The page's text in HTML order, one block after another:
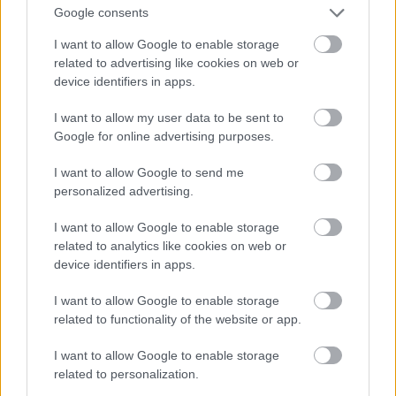
Google consents
I want to allow Google to enable storage
related to advertising like cookies on web or
device identifiers in apps.
I want to allow my user data to be sent to
Google for online advertising purposes.
I want to allow Google to send me
personalized advertising.
I want to allow Google to enable storage
related to analytics like cookies on web or
device identifiers in apps.
I want to allow Google to enable storage
related to functionality of the website or app.
I want to allow Google to enable storage
related to personalization.
akadémiai vezető, a gazdasági feladatokat pedig
egy tulajdonosi és gazdasági ügyekért felelős szűk
testület és egy (fő)menedzser irányítja.
A hazai felsőoktatási intézmények irányítása tehát
megérett a módosításra. A 2005. évi törvény
kísérletet tett az akadémiai és a tulajdonosi,
gazdálkodási vezetési feladatok kettéválasztására. A
nagyszervezetek igazgatásának szervezeti mintáját
vette át. Az akadémiai feladatok esetében pedig
megtartotta a testületi döntési rendszert. Vagy úgy
döntést az akadémiai ügyekre korlátozta.
A felsőoktatás ilyen irányítási szisztémája